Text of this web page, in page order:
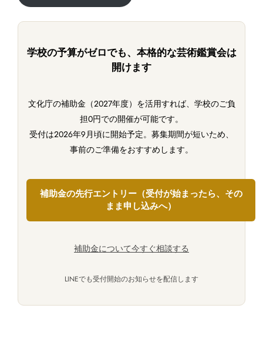
学校の予算がゼロでも、本格的な芸術鑑賞会は
開けます
文化庁の補助金（2027年度）を活用すれば、学校のご負
担0円での開催が可能です。
受付は2026年9月頃に開始予定。募集期間が短いため、
事前のご準備をおすすめします。
補助金の先行エントリー（受付が始まったら、その
まま申し込みへ）
補助金について今すぐ相談する
LINEでも受付開始のお知らせを配信します